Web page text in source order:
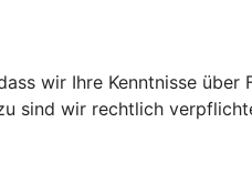
wir Ihre Kenntnisse über
sind wir rechtlich